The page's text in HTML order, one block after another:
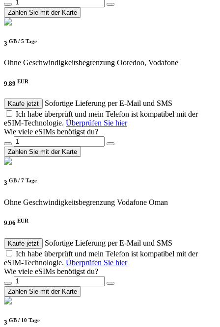
Zahlen Sie mit der Karte
3 GB / 5 Tage
Ohne Geschwindigkeitsbegrenzung Ooredoo, Vodafone
9.89 EUR
Kaufe jetzt
Sofortige Lieferung per E-Mail und SMS
Ich habe überprüft und mein Telefon ist kompatibel mit der
eSIM-Technologie. Überprüfen Sie hier
Wie viele eSIMs benötigst du?
Zahlen Sie mit der Karte
3 GB / 7 Tage
Ohne Geschwindigkeitsbegrenzung Vodafone Oman
9.06 EUR
Kaufe jetzt
Sofortige Lieferung per E-Mail und SMS
Ich habe überprüft und mein Telefon ist kompatibel mit der
eSIM-Technologie. Überprüfen Sie hier
Wie viele eSIMs benötigst du?
Zahlen Sie mit der Karte
3 GB / 10 Tage